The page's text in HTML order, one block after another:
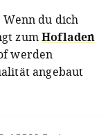
Wenn du dich
zumHofladen
werden
angebaut